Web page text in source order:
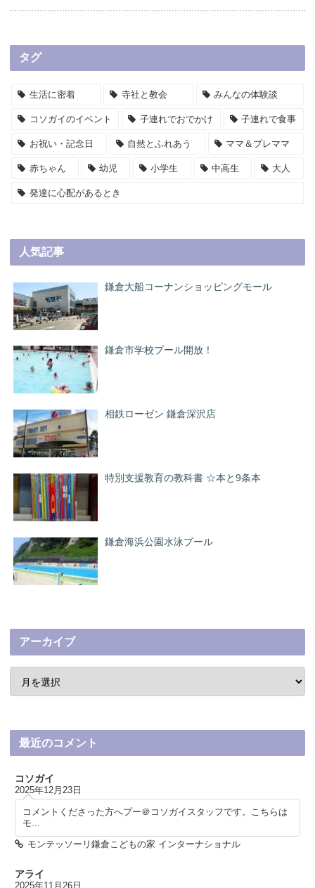
タグ
小学生
幼児
子連れでおでかけ
大人
生活に密着
赤ちゃん
ママ＆プレママ
子連れで食事
お祝い・記念日
コソガイのイベント
中高生
発達に心配があるとき
自然とふれあう
寺社と教会 みんなの体験談
人気記事
鎌倉大船コーナンショッピングモール
鎌倉市学校プール開放！
相鉄ローゼン 鎌倉深沢店
特別支援教育の教科書 ☆本と9条本
鎌倉海浜公園水泳プール
アーカイブ
最近のコメント
コソガイ
2025年12月23日
コメントくださった方へプー＠コソガイスタッフです。こちらは
モ...
モンテッソーリ鎌倉こどもの家 インターナショナル
アライ
2025年11月26日